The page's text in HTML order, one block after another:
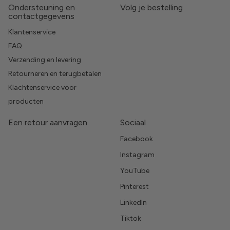
Ondersteuning en
contactgegevens
Klantenservice
FAQ
Verzending en levering
Retourneren en terugbetalen
Klachtenservice voor
producten
Volg je bestelling
Een retour aanvragen Sociaal
Facebook
Instagram
YouTube
Pinterest
LinkedIn
Tiktok